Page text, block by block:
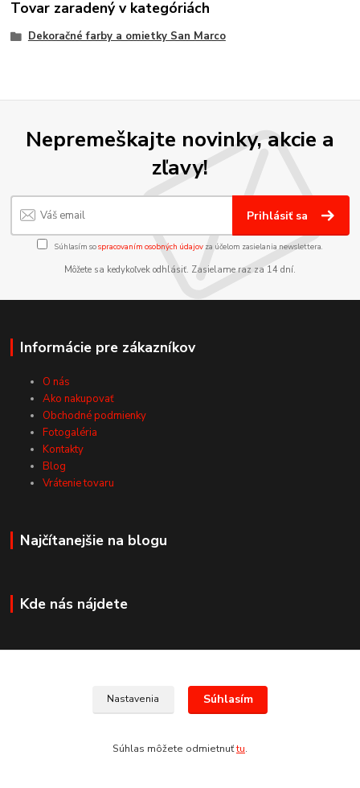
Tovar zaradený v kategóriách
Dekoračné farby a omietky San Marco
Nepremeškajte novinky, akcie a
zľavy!
Prihlásiť sa
Súhlasím sospracovaním osobných údajov za účelom zasielania newslettera.
Môžete sa kedykoľvek odhlásiť. Zasielame raz za 14 dní.
Informácie pre zákazníkov
O nás
Ako nakupovať
Obchodné podmienky
Fotogaléria
Kontakty
Blog
Vrátenie tovaru
Najčítanejšie na blogu
Kde nás nájdete
(Po-Pia, 8:30-17:30 hod.)
Nastavenia Súhlasím
Súhlas môžete odmietnuťtu.